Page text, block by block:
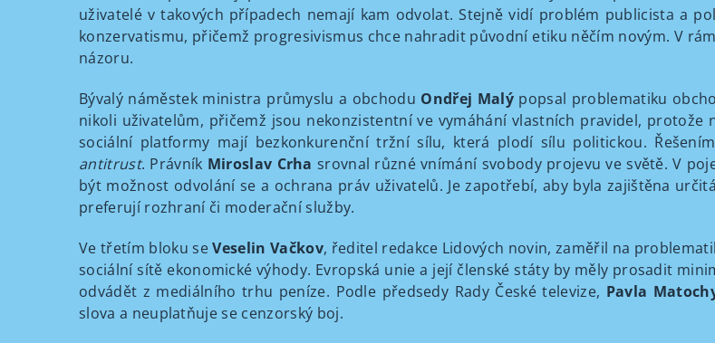
uživatelé v takových případech nemají kam odvolat. Stejně vidí problém publicista a
konzervatismu, přičemž progresivismus chce nahradit původní etiku něčím novým. V
názoru.
Bývalý náměstek ministra průmyslu a obchodu Ondřej Malý popsal problematiku
nikoli uživatelům, přičemž jsou nekonzistentní ve vymáhání vlastních pravidel, protože
sociální platformy mají bezkonkurenční tržní sílu, která plodí sílu politickou.
antitrust. Právník Miroslav Crha srovnal různé vnímání svobody projevu ve světě. V
být možnost odvolání se a ochrana práv uživatelů. Je zapotřebí, aby byla zajištěna
preferují rozhraní či moderační služby.
Ve třetím bloku seVeselin Vačkov, ředitel redakce Lidových novin, zaměřil na
sociální sítě ekonomické výhody. Evropská unie a její členské státy by měly prosadit
odvádět z mediálního trhu peníze. Podle předsedy Rady České televize, Pavla
slova a neuplatňuje se cenzorský boj.